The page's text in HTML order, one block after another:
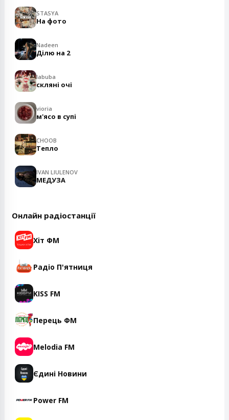
STASYA
На фото
Nadeen
Ділю на 2
labuba
скляні очі
vioria
м'ясо в супі
CHOOB
Тепло
IVAN LIULENOV
МЕДУЗА
Онлайн радіостанції
Хіт ФМ
Радіо П'ятниця
KISS FM
Перець ФМ
Melodia FM
Єдині Новини
Power FM